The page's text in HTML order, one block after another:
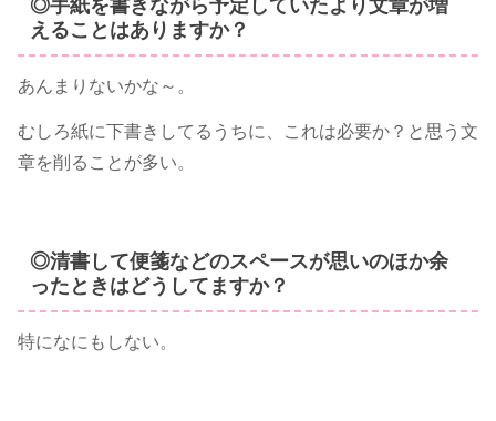
◎手紙を書きながら予定していたより文章が増
えることはありますか？
あんまりないかな～。
むしろ紙に下書きしてるうちに、これは必要か？と思う文
章を削ることが多い。
◎清書して便箋などのスペースが思いのほか余
ったときはどうしてますか？
特になにもしない。